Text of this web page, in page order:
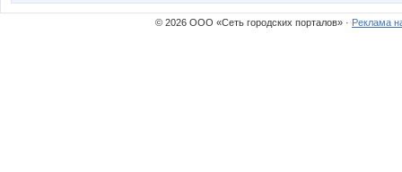
© 2026 ООО «Сеть городских порталов» · Реклама